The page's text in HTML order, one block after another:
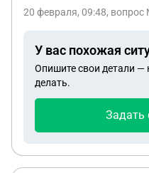
какое число нужно
20 февраля, 09:48, вопрос
У вас похожая
Опишите свои детали —
делать.
Задать